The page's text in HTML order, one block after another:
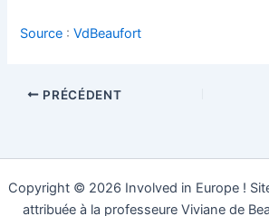
Source :VdBeaufort
PRÉCÉDENT
Copyright © 2026 Involved in Europe !
attribuée à la professeure Viviane de